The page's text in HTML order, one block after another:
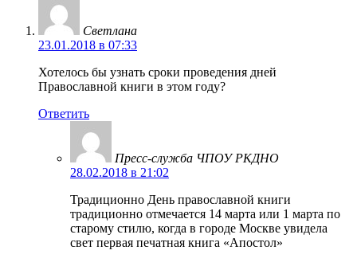
Светлана
23.01.2018 в 07:33
Хотелось бы узнать сроки проведения дней
Православной книги в этом году?
Ответить
Пресс-служба ЧПОУ РКДНО
28.02.2018 в 21:02
Традиционно День православной книги
традиционно отмечается 14 марта или 1 марта по
старому стилю, когда в городе Москве увидела
свет первая печатная книга «Апостол»